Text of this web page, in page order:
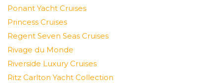
Ponant Yacht Cruises
Princess Cruises
Regent Seven Seas Cruises
Rivage du Monde
Riverside Luxury Cruises
Ritz Carlton Yacht Collection